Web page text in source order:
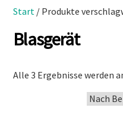
Start / Produkte
Blasgerät
Alle 3 Ergebnisse werden